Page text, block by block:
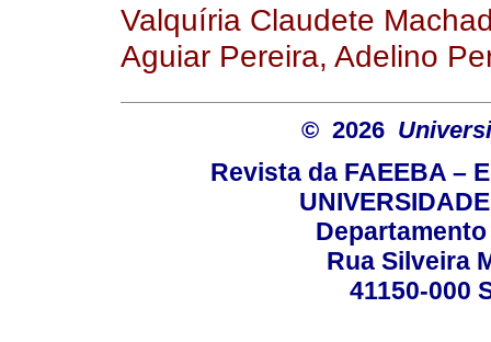
Valquíria Claudete
Aguiar Pereira, Adelino
© 2026
Revista da FAEEBA –
Rua Silveira
41150-000